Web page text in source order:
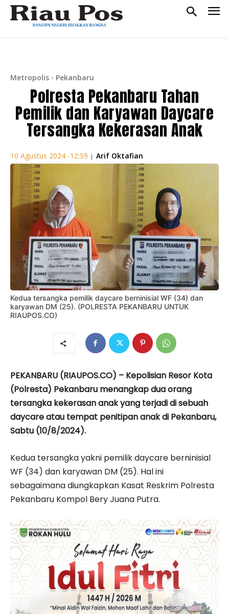
Metropolis Pekanbaru
Polresta Pekanbaru Tahan
Pemilik dan Karyawan Daycare
Tersangka Kekerasan Anak
10 Agustus 2024 -12:59 | Arif Oktafian
Kedua tersangka pemilik daycare berninisial WF (34) dan
karyawan DM (25). (POLRESTA PEKANBARU UNTUK
RIAUPOS.CO)
PEKANBARU (RIAUPOS.CO) – Kepolisian Resor Kota
(Polresta) Pekanbaru menangkap dua orang
tersangka kekerasan anak yang terjadi di sebuah
daycare atau tempat penitipan anak di Pekanbaru,
Sabtu (10/8/2024).
Kedua tersangka yakni pemilik daycare berninisial
WF (34) dan karyawan DM (25). Hal ini
sebagaimana diungkapkan Kasat Reskrim Polresta
Pekanbaru Kompol Bery Juana Putra.